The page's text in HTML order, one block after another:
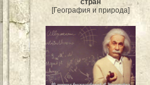
стран
[География и природа]